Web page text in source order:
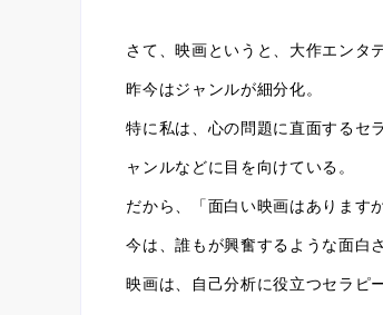
さて、映画というと、大作エンタ
昨今はジャンルが細分化。
特に私は、心の問題に直面するセ
ャンルなどに目を向けている。
だから、「面白い映画はあります
今は、誰もが興奮するような面白
映画は、自己分析に役立つセラピ